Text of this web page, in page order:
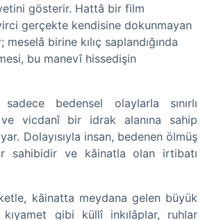
gösterir. Hattâ bir film
gerçekte kendisine dokunmayan
meselâ birine kılıç saplandığında
bu manevî hissedişin
bedensel olaylarla sınırlı
ve vicdanî bir idrak alanına sahip
Dolayısıyla insan, bedenen ölmüş
sahibidir ve kâinatla olan irtibatı
kâinatta meydana gelen büyük
gibi küllî inkılâplar, ruhlar